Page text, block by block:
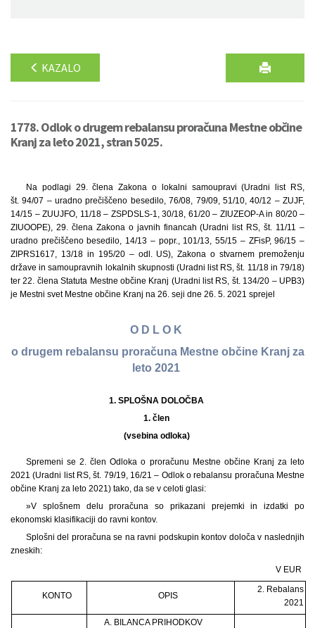
KAZALO
1778. Odlok o drugem rebalansu proračuna Mestne občine
Kranj za leto 2021, stran 5025.
Na podlagi 29. člena Zakona o lokalni samoupravi (Uradni list RS,
št. 94/07 – uradno prečiščeno besedilo, 76/08, 79/09, 51/10, 40/12 – ZUJF,
14/15 – ZUUJFO, 11/18 – ZSPDSLS-1, 30/18, 61/20 – ZIUZEOP-A in 80/20 –
ZIUOOPE), 29. člena Zakona o javnih financah (Uradni list RS, št. 11/11 –
uradno prečiščeno besedilo, 14/13 – popr., 101/13, 55/15 – ZFisP, 96/15 –
ZIPRS1617, 13/18 in 195/20 – odl. US), Zakona o stvarnem premoženju
države in samoupravnih lokalnih skupnosti (Uradni list RS, št. 11/18 in 79/18)
ter 22. člena Statuta Mestne občine Kranj (Uradni list RS, št. 134/20 – UPB3)
je Mestni svet Mestne občine Kranj na 26. seji dne 26. 5. 2021 sprejel
O D L O K
o drugem rebalansu proračuna Mestne občine Kranj za
leto 2021
1. SPLOŠNA DOLOČBA
1. člen
(vsebina odloka)
Spremeni se 2. člen Odloka o proračunu Mestne občine Kranj za leto
2021 (Uradni list RS, št. 79/19, 16/21 – Odlok o rebalansu proračuna Mestne
občine Kranj za leto 2021) tako, da se v celoti glasi:
»V splošnem delu proračuna so prikazani prejemki in izdatki po
ekonomski klasifikaciji do ravni kontov.
Splošni del proračuna se na ravni podskupin kontov določa v naslednjih
zneskih:
V EUR
KONTO OPIS
2. Rebalans
2021
A. BILANCA PRIHODKOV